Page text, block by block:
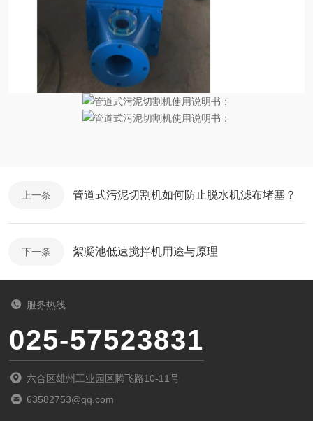
上一条 管道式污泥切割机如何防止脱水机滤布堵塞？
下一条 絮凝池低速搅拌机用途与原理
服务热线
025-57523831
六合区雄州工业园区腾飞路10-11号
63582753@qq.com